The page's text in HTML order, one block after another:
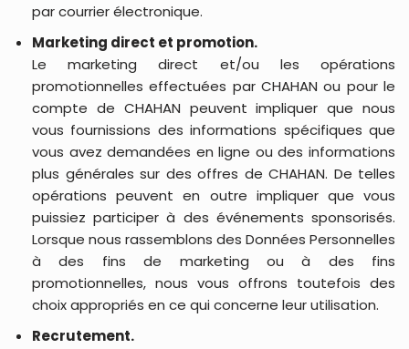
par courrier électronique.
Marketing direct et promotion.
Le marketing direct et/ou les opérations
promotionnelles effectuées par CHAHAN ou pour le
compte de CHAHAN peuvent impliquer que nous
vous fournissions des informations spécifiques que
vous avez demandées en ligne ou des informations
plus générales sur des offres de CHAHAN. De telles
opérations peuvent en outre impliquer que vous
puissiez participer à des événements sponsorisés.
Lorsque nous rassemblons des Données Personnelles
à des fins de marketing ou à des fins
promotionnelles, nous vous offrons toutefois des
choix appropriés en ce qui concerne leur utilisation.
Recrutement.